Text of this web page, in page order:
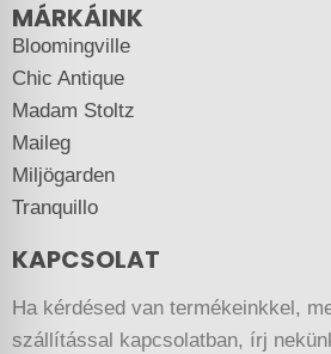
MÁRKÁINK
Bloomingville
Chic Antique
Madam Stoltz
Maileg
Miljögarden
Tranquillo
KAPCSOLAT
Ha kérdésed van termékeinkkel,
szállítással kapcsolatban, írj